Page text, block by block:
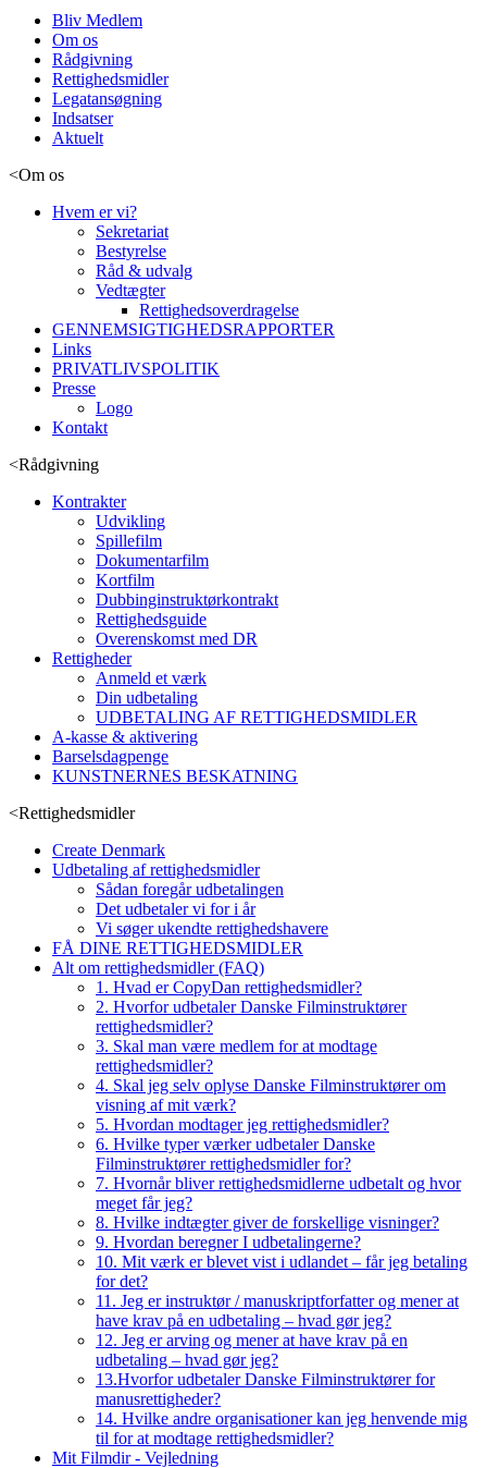
Bliv Medlem
Om os
Rådgivning
Rettighedsmidler
Legatansøgning
Indsatser
Aktuelt
<Om os
Hvem er vi?
Sekretariat
Bestyrelse
Råd & udvalg
Vedtægter
Rettighedsoverdragelse
GENNEMSIGTIGHEDSRAPPORTER
Links
PRIVATLIVSPOLITIK
Presse
Logo
Kontakt
<Rådgivning
Kontrakter
Udvikling
Spillefilm
Dokumentarfilm
Kortfilm
Dubbinginstruktørkontrakt
Rettighedsguide
Overenskomst med DR
Rettigheder
Anmeld et værk
Din udbetaling
UDBETALING AF RETTIGHEDSMIDLER
A-kasse & aktivering
Barselsdagpenge
KUNSTNERNES BESKATNING
<Rettighedsmidler
Create Denmark
Udbetaling af rettighedsmidler
Sådan foregår udbetalingen
Det udbetaler vi for i år
Vi søger ukendte rettighedshavere
FÅ DINE RETTIGHEDSMIDLER
Alt om rettighedsmidler (FAQ)
1. Hvad er CopyDan rettighedsmidler?
2. Hvorfor udbetaler Danske Filminstruktører
rettighedsmidler?
3. Skal man være medlem for at modtage
rettighedsmidler?
4. Skal jeg selv oplyse Danske Filminstruktører om
visning af mit værk?
5. Hvordan modtager jeg rettighedsmidler?
6. Hvilke typer værker udbetaler Danske
Filminstruktører rettighedsmidler for?
7. Hvornår bliver rettighedsmidlerne udbetalt og hvor
meget får jeg?
8. Hvilke indtægter giver de forskellige visninger?
9. Hvordan beregner I udbetalingerne?
10. Mit værk er blevet vist i udlandet – får jeg betaling
for det?
11. Jeg er instruktør / manuskriptforfatter og mener at
have krav på en udbetaling – hvad gør jeg?
12. Jeg er arving og mener at have krav på en
udbetaling – hvad gør jeg?
13.Hvorfor udbetaler Danske Filminstruktører for
manusrettigheder?
14. Hvilke andre organisationer kan jeg henvende mig
til for at modtage rettighedsmidler?
Mit Filmdir - Vejledning